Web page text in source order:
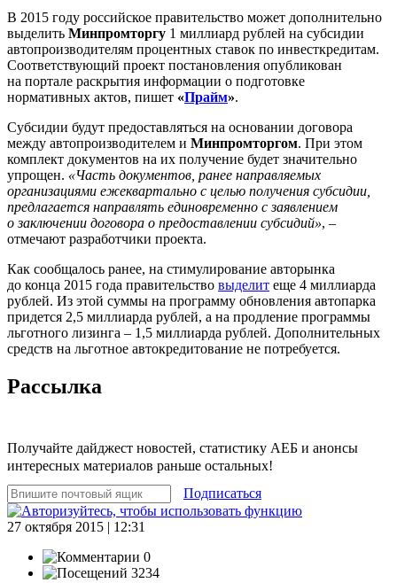
В 2015 году российское правительство может дополнительно
выделить Минпромторгу 1 миллиард рублей на субсидии
автопроизводителям процентных ставок по инвесткредитам.
Соответствующий проект постановления опубликован
на портале раскрытия информации о подготовке
нормативных актов, пишет «Прайм».
Субсидии будут предоставляться на основании договора
между автопроизводителем и Минпромторгом. При этом
комплект документов на их получение будет значительно
упрощен. «Часть документов, ранее направляемых
организациями ежеквартально с целью получения субсидии,
предлагается направлять единовременно с заявлением
о заключении договора о предоставлении субсидий», –
отмечают разработчики проекта.
Как сообщалось ранее, на стимулирование авторынка
до конца 2015 года правительство выделит еще 4 миллиарда
рублей. Из этой суммы на программу обновления автопарка
придется 2,5 миллиарда рублей, а на продление программы
льготного лизинга – 1,5 миллиарда рублей. Дополнительных
средств на льготное автокредитование не потребуется.
Рассылка
Получайте дайджест новостей, статистику АЕБ и анонсы
интересных материалов раньше остальных!
Подписаться
27 октября 2015 | 12:31
0
3234